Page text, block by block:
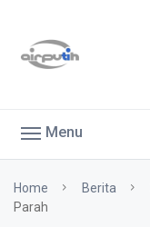
Menu
Home Berita
Parah